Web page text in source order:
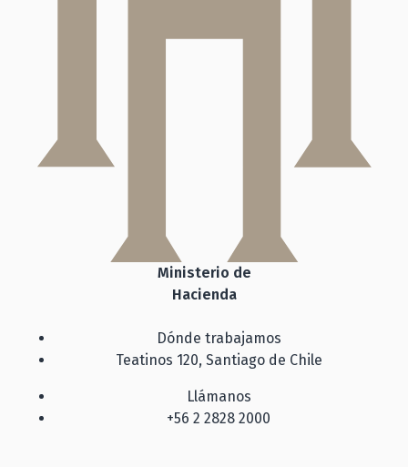
Ministerio de
Hacienda
Dónde trabajamos
Teatinos 120, Santiago de Chile
Llámanos
+56 2 2828 2000